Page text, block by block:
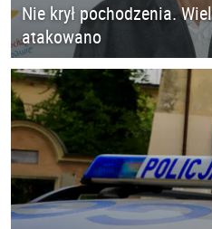
Nie krył pochodzenia.
atakowano